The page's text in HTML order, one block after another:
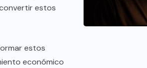
estos
estos
económico